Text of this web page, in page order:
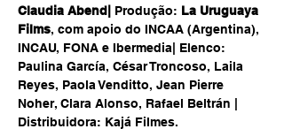
Claudia Abend| Produção: La Uruguaya
Films, com apoio do INCAA (Argentina),
INCAU, FONA e Ibermedia| Elenco:
Paulina García, César Troncoso, Laila
Reyes, Paola Venditto, Jean Pierre
Noher, Clara Alonso, Rafael Beltrán |
Distribuidora: Kajá Filmes.